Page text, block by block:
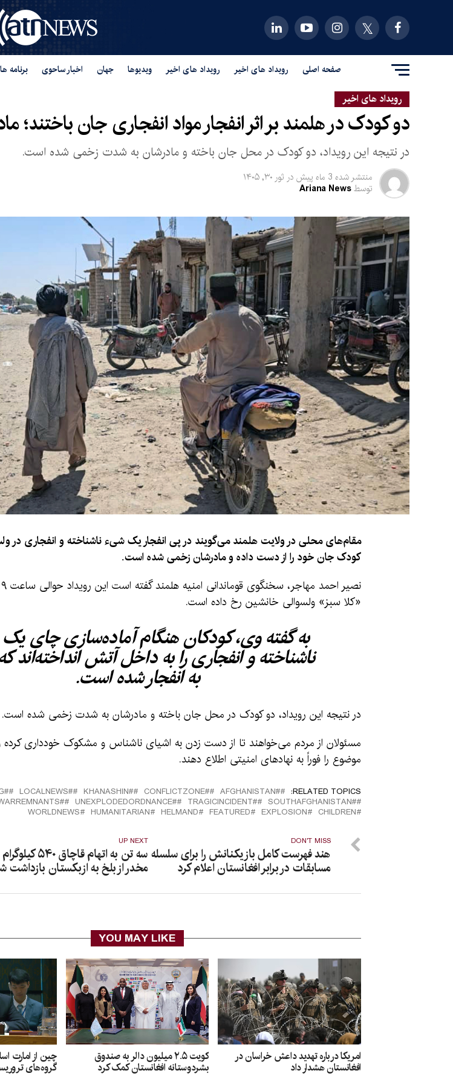
صفحه اصلی رویداد های اخیر رویداد های اخیر ویدیوها جهان اخبار ساحوی برنامه ها
رویداد های اخیر
دو کودک در هلمند بر اثر انفجار مواد انفجاری جان
در نتیجه این رویداد، دو کودک در محل جان باخته و مادرشان به شدت زخمی شده است.
منتشر شده 3 ماه پیش در ثور ۳۰, ۱۴۰۵
توسطAriana News
مقام‌های محلی در ولایت هلمند می‌گویند در پی انفجار یک شیء ناشناخته و انفجاری در
کودک جان خود را از دست داده و مادرشان زخمی شده است.
«کلا سبز» ولسوالی خانشین رخ داده است.
به گفته وی، کودکان هنگام آماده‌سازی چای
ناشناخته و انفجاری را به داخل آتش انداخته‌اند
به انفجار شده است.
در نتیجه این رویداد، دو کودک در محل جان باخته و مادرشان به شدت زخمی شده است.
مسئولان از مردم می‌خواهند تا از دست زدن به اشیای ناشناس و مشکوک خودداری
موضوع را فوراً به نهادهای امنیتی اطلاع دهند.
RELATED TOPICS: #َAFGHANISTAN #CONFLICTZONE
#KHANASHIN
#LOCALNEWS
#SAFETYWARNING
#SOUTHAFGHANISTAN
#TRAGICINCIDENT
#UNEXPLODEDORDNANCE
#WARREMNANTS
CHILDREN
EXPLOSION
FEATURED
HELMAND
HUMANITARIAN
WORLDNEWS
UP NEXT
سه تن به اتهام قاچاق
مخدر از بلخ به ازبکستان بازداشت
DON'T MISS
هند فهرست کامل بازیکنانش را برای سلسله
مسابقات در برابر افغانستان اعلام کرد
YOU MAY LIKE
امریکا درباره تهدید داعش خراسان در
افغانستان هشدار داد
کویت ۲.۵ میلیون دالر به صندوق
بشردوستانه افغانستان کمک کرد
چین از امارت
گروه‌های